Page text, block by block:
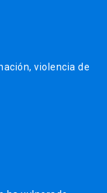
violencia de